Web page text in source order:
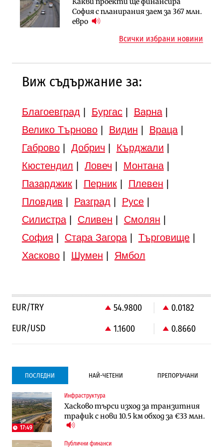
София с планирания заем за 367 млн.
евро
Градоустройство
Шест кандидата с интерес към
езеро става част от бъдещата
магистрала „Черно море“
Всички избрани новини
Виж съдържание за:
Благоевград Бургас| Варна|
Велико Търново| Видин Враца|
Габрово| Добрич Кърджали
Кюстендил
Ловеч Монтана|
Пазарджик| Перник| Плевен
Пловдив
Разград Русе|
Силистра| Сливен Смолян
София
Стара Загора| Търговище|
Хасково| Шумен Ямбол
EUR/TRY 54.9800
0.0182
EUR/USD
1.1600 0.8660
ПОСЛЕДНИ НАЙ-ЧЕТЕНИ ПРЕПОРЪЧАНИ
17:49
Инфраструктура
Хасково търси изход за транзитния
трафик с нови 10.5 км обход за €33 млн.
Публични финанси
Градоустройство
Столична община избра изпълнител за
преместването на трамвайното
трасе по бул. „Скобелев“
Компании
Компании
Vivacom предлага над 150 устройства с
90% отстъпка през август
To:know